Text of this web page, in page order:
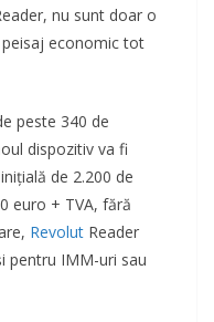
nu sunt doar o
economic tot
peste 340 de
dispozitiv va fi
de 2.200 de
euro + TVA, fără
Revolut Reader
pentru IMM-uri sau